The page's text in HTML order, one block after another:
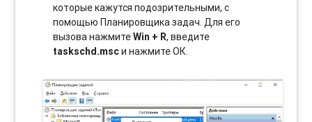
которые кажутся подозрительными, с
помощью Планировщика задач. Для его
вызова нажмитеWin + R, введите
taskschd.mscи нажмите ОК.